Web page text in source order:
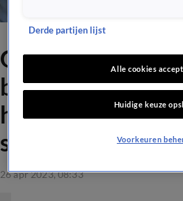
Gavin onthult
breuk met
hem was het
sensatie'
26 apr 2023, 08:33
Derde partijen lijst
Alle cookies
Huidige keuze
Voorkeuren